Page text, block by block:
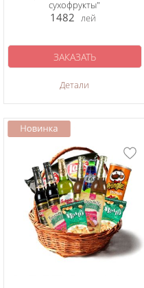
сухофрукты"
1482 лей
Детали
ЗАКАЗАТЬ